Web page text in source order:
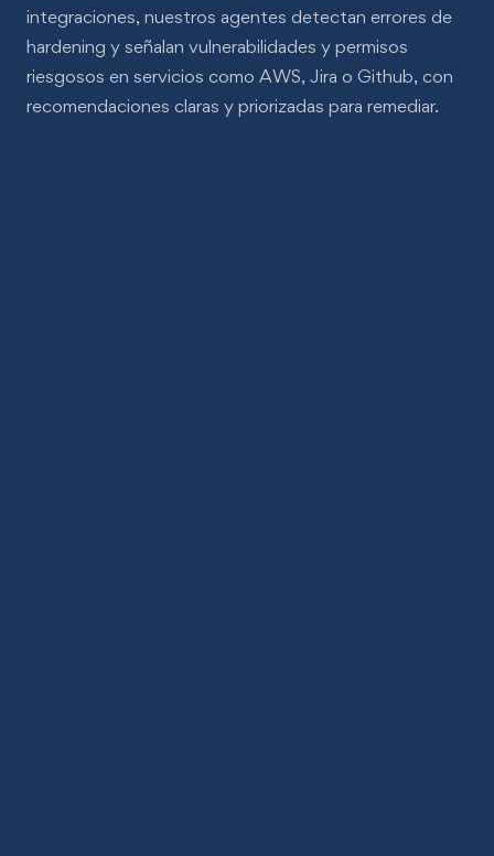
integraciones, nuestros agentes detectan errores de
hardening y señalan vulnerabilidades y permisos
riesgosos en servicios como AWS, Jira o Github, con
recomendaciones claras y priorizadas para remediar.